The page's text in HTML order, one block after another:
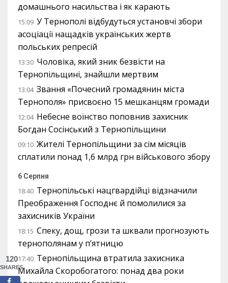
домашнього насильства і як карають
15:09 У Тернополі відбудуться установчі збори
асоціації нащадків українських жертв
польських репресій
13:30 Чоловіка, який зник безвісти на
Тернопільщині, знайшли мертвим
13:04 Звання «Почесний громадянин міста
Тернополя» присвоєно 15 мешканцям громади
12:04 Небесне воїнство поповнив захисник
Богдан Сосінський з Тернопільщини
09:10 Жителі Тернопільщини за сім місяців
сплатили понад 1,6 млрд грн військового збору
6 Серпня
18:40 Тернопільські нацгвардійці відзначили
Преображення Господнє й помолилися за
захисників України
18:15 Спеку, дощ, грози та шквали прогнозують
тернополянам у п’ятницю
17:40 Тернопільщина втратила захисника
Михайла Скоробогатого: понад два роки
120
SHARES